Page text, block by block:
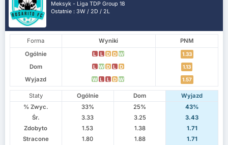
Meksyk - Liga TDP Group 18
Ostatnie : 3W / 2D / 2L
Forma Wyniki
PNM
Ogólnie
L L D D W 1.33
Dom L W D L D 1.13
Wyjazd W L L D W 1.57
Staty Ogólnie Dom
Wyjazd
% Zwyc.
33% 25%
43%
Śr.
3.33 3.25
3.43
Zdobyto
1.53 1.38
1.71
Stracone
1.80 1.88
1.71